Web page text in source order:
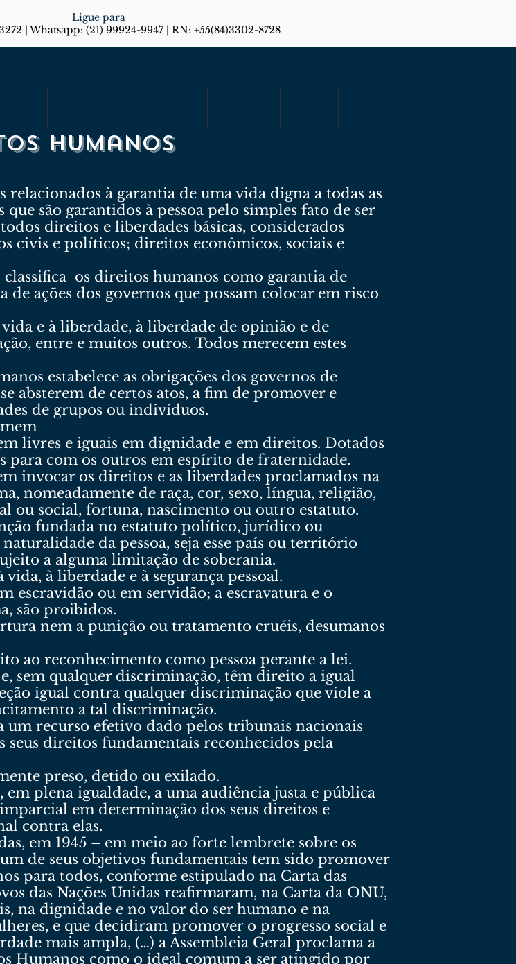
Ligue para
| Whatsapp: (21) 99924-9947 | RN: +55(84)3302-8728
humanos
à garantia de uma vida digna a todas as
são garantidos à pessoa pelo simples fato de ser
direitos e liberdades básicas, considerados
civis e políticos; direitos econômicos, sociais e
classifica os direitos humanos como garantia de
de ações dos governos que possam colocar em risco
e à liberdade, à liberdade de opinião e de
entre e muitos outros. Todos merecem estes
estabelece as obrigações dos governos de
absterem de certos atos, a fim de promover e
de grupos ou indivíduos.
livres e iguais em dignidade e em direitos. Dotados
para com os outros em espírito de fraternidade.
invocar os direitos e as liberdades proclamados na
nomeadamente de raça, cor, sexo, língua, religião,
ou social, fortuna, nascimento ou outro estatuto.
fundada no estatuto político, jurídico ou
da pessoa, seja esse país ou território
a alguma limitação de soberania.
à liberdade e à segurança pessoal.
escravidão ou em servidão; a escravatura e o
são proibidos.
nem a punição ou tratamento cruéis, desumanos
ao reconhecimento como pessoa perante a lei.
sem qualquer discriminação, têm direito a igual
igual contra qualquer discriminação que viole a
a tal discriminação.
um recurso efetivo dado pelos tribunais nacionais
seus direitos fundamentais reconhecidos pela
preso, detido ou exilado.
em plena igualdade, a uma audiência justa e pública
em determinação dos seus direitos e
contra elas.
em 1945 – em meio ao forte lembrete sobre os
de seus objetivos fundamentais tem sido promover
para todos, conforme estipulado na Carta das
das Nações Unidas reafirmaram, na Carta da ONU,
na dignidade e no valor do ser humano e na
e que decidiram promover o progresso social e
mais ampla, (…) a Assembleia Geral proclama a
Humanos como o ideal comum a ser atingido por